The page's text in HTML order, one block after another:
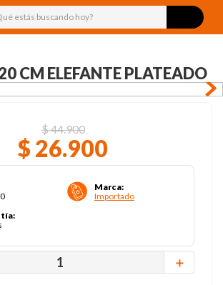
estás buscando hoy?
CM ELEFANTE PLATEADO
$44.900
$ 26.900
Marca:
Importado
:
＋